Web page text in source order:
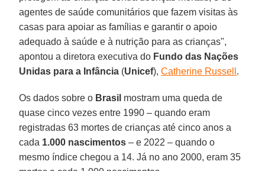
agentes de saúde comunitários que fazem visitas às
casas para apoiar as famílias e garantir o apoio
adequado à saúde e à nutrição para as crianças",
apontou a diretora executiva do Fundo das Nações
Unidas para a Infância (Unicef),Catherine Russell .
Os dados sobre o Brasil mostram uma queda de
quase cinco vezes entre 1990 – quando eram
registradas 63 mortes de crianças até cinco anos a
cada 1.000 nascimentos – e 2022 – quando o
mesmo índice chegou a 14. Já no ano 2000, eram 35